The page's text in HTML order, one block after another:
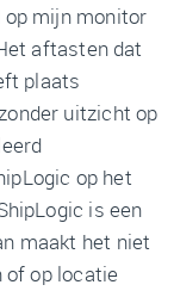
mijn monitor
aftasten dat
plaats
uitzicht op
op het
is een
maakt het niet
op locatie